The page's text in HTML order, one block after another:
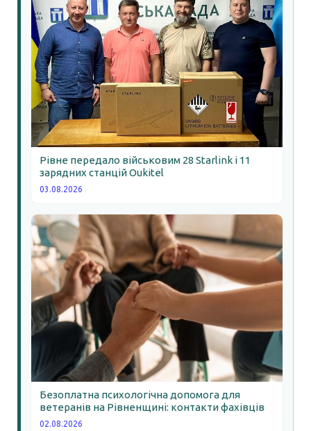
Рівне передало військовим 28 Starlink і 11
зарядних станцій Oukitel
03.08.2026
Безоплатна психологічна допомога для
ветеранів на Рівненщині: контакти фахівців
02.08.2026